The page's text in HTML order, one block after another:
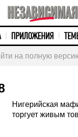
ПРИЛОЖЕНИЯ
на полную
Нигерийская
торгует живым